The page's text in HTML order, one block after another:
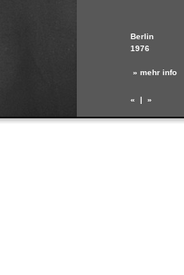
Berlin
1976
» mehr info
« | »